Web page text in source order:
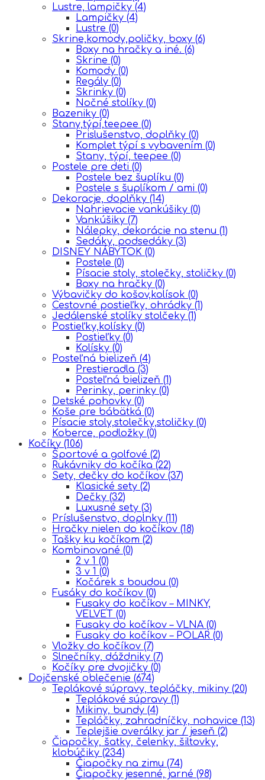
Lustre, lampičky (4)
Lampičky (4)
Lustre (0)
Skrine,komody,poličky, boxy (6)
Boxy na hračky a iné. (6)
Skrine (0)
Komody (0)
Regály (0)
Skrinky (0)
Nočné stolíky (0)
Bazeniky (0)
Stany,týpí,teepee (0)
Prislušenstvo, doplňky (0)
Komplet týpí s vybavením (0)
Stany, týpí, teepee (0)
Postele pre deti (0)
Postele bez šuplíku (0)
Postele s šuplíkom / ami (0)
Dekoracje, doplňky (14)
Nahrievacie vankúšiky (0)
Vankúšiky (7)
Nálepky, dekorácie na stenu (1)
Sedáky, podsedáky (3)
DISNEY NÁBYTOK (0)
Postele (0)
Písacie stoly, stolečky, stoličky (0)
Boxy na hračky (0)
Výbavičky do košov,kolísok (0)
Cestovné postieľky, ohrádky (1)
Jedálenské stolíky stolčeky (1)
Postieľky,kolísky (0)
Postieľky (0)
Kolísky (0)
Posteľná bielizeň (4)
Prestieradla (3)
Posteľná bielizeň (1)
Perinky, perinky (0)
Detské pohovky (0)
Koše pre bábätká (0)
Písacie stoly,stolečky,stoličky (0)
Koberce, podložky (0)
Kočíky (106)
Športové a golfové (2)
Rukávniky do kočíka (22)
Sety, dečky do kočíkov (37)
Klasické sety (2)
Dečky (32)
Luxusné sety (3)
Príslušenstvo, doplnky (11)
Hračky nielen do kočíkov (18)
Tašky ku kočíkom (2)
Kombinované (0)
2 v 1 (0)
3 v 1 (0)
Kočárek s boudou (0)
Fusáky do kočíkov (0)
Fusaky do kočíkov – MINKY,
VELVET (0)
Fusaky do kočíkov – VLNA (0)
Fusaky do kočíkov – POLAR (0)
Vložky do kočíkov (7)
Slnečníky, dáždniky (7)
Kočíky pre dvojičky (0)
Dojčenské oblečenie (674)
Teplákové súpravy, tepláčky, mikiny (20)
Teplákové súpravy (1)
Mikiny, bundy (4)
Tepláčky, zahradníčky, nohavice (13)
Teplejšie overálky jar / jeseň (2)
Čiapočky, šatky, čelenky, šiltovky,
klobúčiky (234)
Čiapočky na zimu (74)
Čiapočky jesenné, jarné (98)